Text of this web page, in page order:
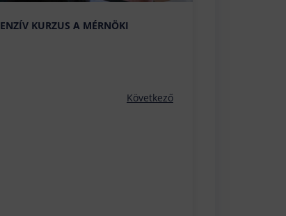
KURZUS A MÉRNÖKI
Következő